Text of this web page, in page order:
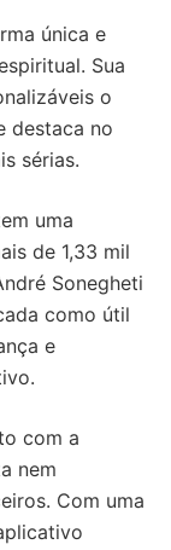
única e
Sua
o
destaca no
sérias.
uma
de 1,33 mil
Sonegheti
como útil
e
com a
nem
Com uma